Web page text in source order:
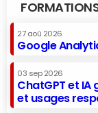
27 aoû 2026
Google
03 sep 2026
ChatGPT et IA
et usages